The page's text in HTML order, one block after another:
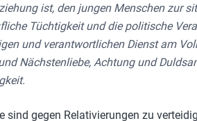
ist, den jungen Menschen zur
Tüchtigkeit und die politische
und verantwortlichen Dienst am
Nächstenliebe, Achtung und
sind gegen Relativierungen zu